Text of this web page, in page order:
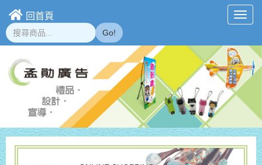
回首頁
Go!